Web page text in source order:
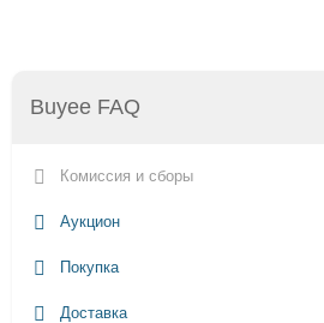
Buyee FAQ
Комиссия и сборы
Аукцион
Покупка
Доставка